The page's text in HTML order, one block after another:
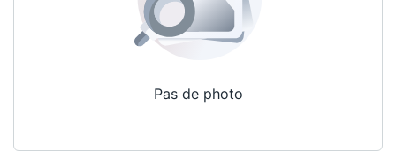
Pas de photo